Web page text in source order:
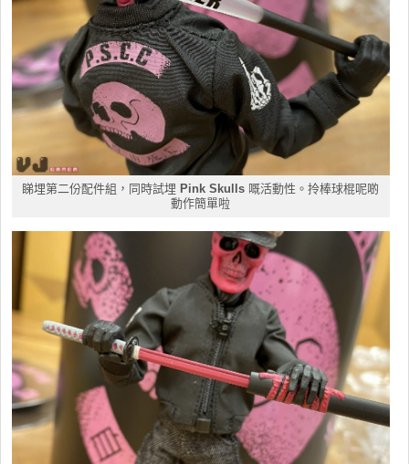
睇埋第二份配件組，同時試埋 Pink Skulls 嘅活動性。拎棒球棍呢啲
動作簡單啦